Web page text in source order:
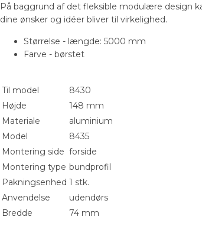
På baggrund af det fleksible modulære design
dine ønsker og idéer bliver til virkelighed.
Størrelse - længde: 5000 mm
Farve - børstet
Til model
8430
Højde
148 mm
Materiale
aluminium
Model
8435
Montering side forside
Montering type bundprofil
Pakningsenhed 1 stk.
Anvendelse
udendørs
Bredde
74 mm